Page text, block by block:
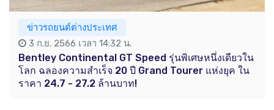
ข่าวรถยนต์ต่างประเทศ
3 ก.ย. 2566 เวลา 14:32 น.
Bentley Continental GT Speed รุ่นพิเศษหนึ่งเดียวใน
โลก ฉลองความสำเร็จ 20 ปี Grand Tourer แห่งยุค ใน
ราคา 24.7 - 27.2 ล้านบาท!